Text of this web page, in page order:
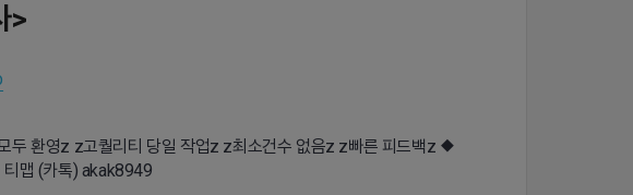
>
두 환영z z고퀄리티 당일 작업z z최소건수 없음z z빠른 피드백z ◆
맵 (카톡) akak8949